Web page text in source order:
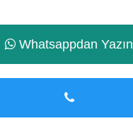
Whatsappdan Yazın